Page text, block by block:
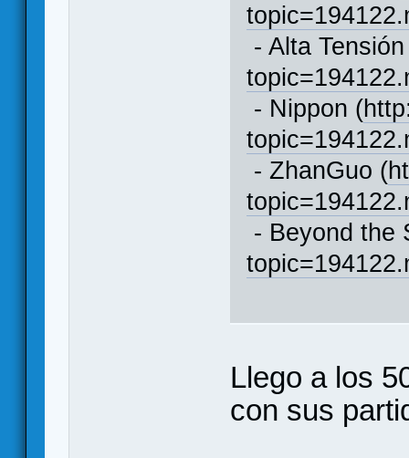
- Alta
- Nippon (
- ZhanGuo (
- Beyond the
Llego a los
con sus